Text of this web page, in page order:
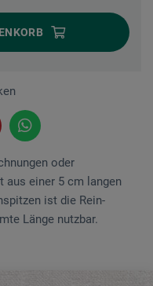
oder
aus einer 5 cm langen
ist die Rein-
Länge nutzbar.